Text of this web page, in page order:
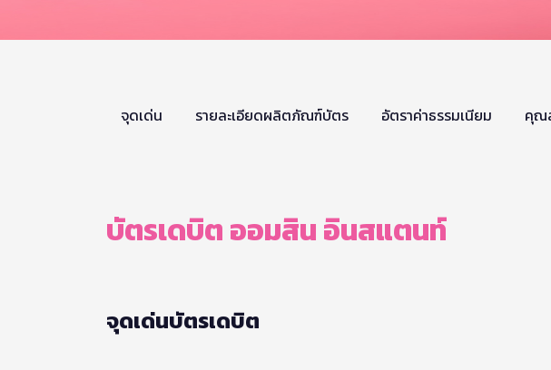
จุดเด่น รายละเอียดผลิตภัณฑ์บัตร อัตราค่าธรรมเนียม คุณ
บัตรเดบิต ออมสิน อินสแตนท์
จุดเด่นบัตรเดบิต